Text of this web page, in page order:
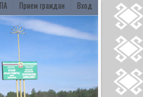
Прием граждан Вход